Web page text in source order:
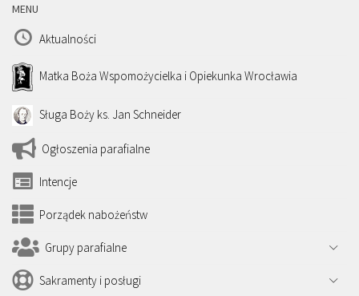
MENU
Aktualności
Matka Boża Wspomożycielka i Opiekunka Wrocławia
Sługa Boży ks. Jan Schneider
Ogłoszenia parafialne
Intencje
Porządek nabożeństw
Grupy parafialne
Sakramenty i posługi